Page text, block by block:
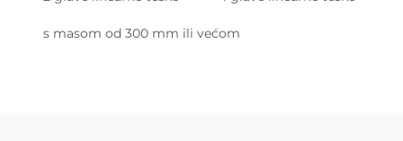
s masom od 300 mm ili većom